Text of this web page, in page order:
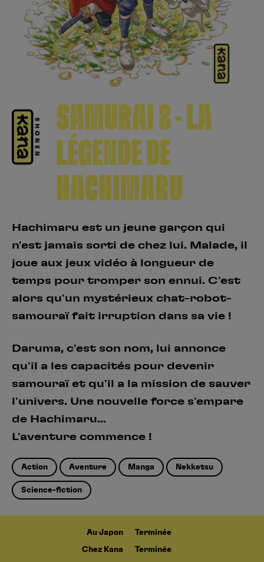
SAMURAI 8 - LA
LÉGENDE DE
HACHIMARU
Hachimaru est un jeune garçon qui
n'est jamais sorti de chez lui. Malade, il
joue aux jeux vidéo à longueur de
temps pour tromper son ennui. C'est
alors qu'un mystérieux chat-robot-
samouraï fait irruption dans sa vie !
Daruma, c'est son nom, lui annonce
qu'il a les capacités pour devenir
samouraï et qu'il a la mission de sauver
l'univers. Une nouvelle force s'empare
de Hachimaru...
L'aventure commence !
Action Aventure Manga Nekketsu
Science-fiction
Au Japon Terminée
Chez Kana Terminée
Se connecter S’inscrire
Hunter x Hunter
Fire Force
Black Butler